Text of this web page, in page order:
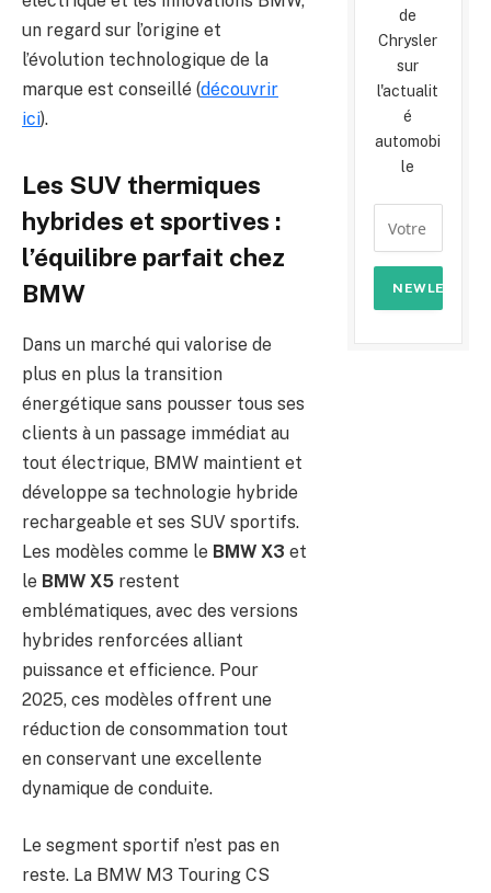
un regard sur l’origine et
l’évolution technologique de la
marque est conseillé (découvrir
ici).
Les SUV thermiques
hybrides et sportives :
l’équilibre parfait chez
BMW
Dans un marché qui valorise de
plus en plus la transition
énergétique sans pousser tous ses
clients à un passage immédiat au
tout électrique, BMW maintient et
développe sa technologie hybride
rechargeable et ses SUV sportifs.
Les modèles comme le BMW X3 et
le BMW X5 restent
emblématiques, avec des versions
hybrides renforcées alliant
puissance et efficience. Pour
2025, ces modèles offrent une
réduction de consommation tout
en conservant une excellente
dynamique de conduite.
Le segment sportif n’est pas en
reste. La BMW M3 Touring CS
de
Chrysler
sur
l'actualit
é
automobi
le